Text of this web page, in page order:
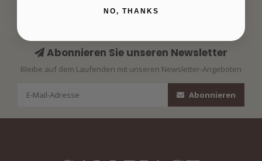
Abonnieren Sie unseren Newsletter
Bleibe auf dem Laufenden mit unseren Newsletter-Angeboten
Abonnieren
NO, THANKS